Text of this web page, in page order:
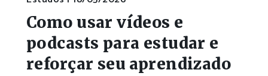
Como usar vídeos e
podcasts para estudar e
reforçar seu aprendizado